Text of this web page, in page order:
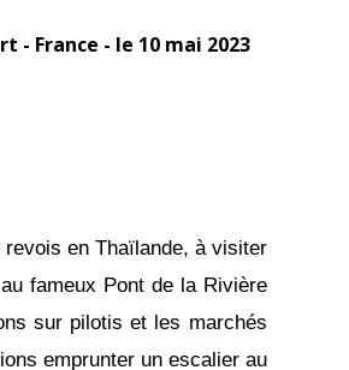
France - le 10 mai 2023
en Thaïlande, à visiter
fameux Pont de la Rivière
sur pilotis et les marchés
emprunter un escalier au